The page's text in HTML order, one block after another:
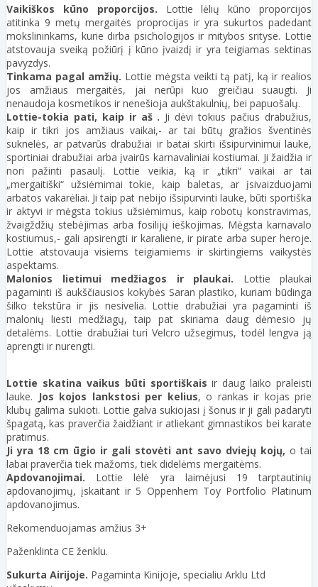
Vaikiškos kūno proporcijos. Lottie lėlių kūno proporcijos
atitinka 9 metų mergaitės proprocijas ir yra sukurtos padedant
mokslininkams, kurie dirba psichologijos ir mitybos srityse. Lottie
atstovauja sveiką požiūrį į kūno įvaizdį ir yra teigiamas sektinas
pavyzdys.
Tinkama pagal amžių. Lottie mėgsta veikti tą patį, ką ir realios
jos amžiaus mergaitės, jai nerūpi kuo greičiau suaugti. Ji
nenaudoja kosmetikos ir nenešioja aukštakulnių, bei papuošalų.
Lottie-tokia pati, kaip ir aš . Ji dėvi tokius pačius drabužius,
kaip ir tikri jos amžiaus vaikai,- ar tai būtų gražios šventinės
suknelės, ar patvarūs drabužiai ir batai skirti išsipurvinimui lauke,
sportiniai drabužiai arba įvairūs karnavaliniai kostiumai. Ji žaidžia ir
nori pažinti pasaulį. Lottie veikia, ką ir „tikri“ vaikai ar tai
„mergaitiški“ užsiėmimai tokie, kaip baletas, ar įsivaizduojami
arbatos vakarėliai. Ji taip pat nebijo išsipurvinti lauke, būti sportiška
ir aktyvi ir mėgsta tokius užsiėmimus, kaip robotų konstravimas,
žvaigždžių stebėjimas arba fosilijų ieškojimas. Mėgsta karnavalo
kostiumus,- gali apsirengti ir karaliene, ir pirate arba super heroje.
Lottie atstovauja visiems teigiamiems ir skirtingiems vaikystės
aspektams.
Malonios lietimui medžiagos ir plaukai. Lottie plaukai
pagaminti iš aukščiausios kokybės Saran plastiko, kuriam būdinga
šilko tekstūra ir jis nesivelia. Lottie drabužiai yra pagaminti iš
malonių liesti medžiagų, taip pat skiriama daug dėmesio jų
detalėms. Lottie drabužiai turi Velcro užsegimus, todėl lengva ją
aprengti ir nurengti.
Lottie skatina vaikus būti sportiškais ir daug laiko praleisti
lauke. Jos kojos lankstosi per kelius, o rankas ir kojas prie
klubų galima sukioti. Lottie galva sukiojasi į šonus ir ji gali padaryti
špagatą, kas praverčia žaidžiant ir atliekant gimnastikos bei karate
pratimus.
Ji yra 18 cm ūgio ir gali stovėti ant savo dviejų kojų, o tai
labai praverčia tiek mažoms, tiek didelėms mergaitėms.
Apdovanojimai. Lottie lėlė yra laimėjusi 19 tarptautinių
apdovanojimų, įskaitant ir 5 Oppenhem Toy Portfolio Platinum
apdovanojimus.
Rekomenduojamas amžius 3+
Paženklinta CE ženklu.
Sukurta Airijoje. Pagaminta Kinijoje, specialiu Arklu Ltd